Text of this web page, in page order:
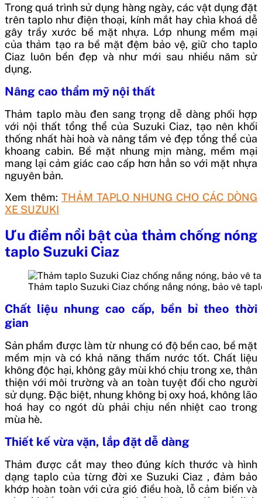
Trong quá trình sử dụng hàng ngày, các vật dụng đặt
trên taplo như điện thoại, kính mắt hay chìa khoá dễ
gây trầy xước bề mặt nhựa. Lớp nhung mềm mại
của thảm tạo ra bề mặt đệm bảo vệ, giữ cho taplo
Ciaz luôn bền đẹp và như mới sau nhiều năm sử
dụng.
Nâng cao thẩm mỹ nội thất
Thảm taplo màu đen sang trọng dễ dàng phối hợp
với nội thất tổng thể của Suzuki Ciaz, tạo nên khối
thống nhất hài hoà và nâng tầm vẻ đẹp tổng thể của
khoang cabin. Bề mặt nhung mịn màng, mềm mại
mang lại cảm giác cao cấp hơn hẳn so với mặt nhựa
nguyên bản.
Xem thêm: THẢM TAPLO NHUNG CHO CÁC DÒNG
XE SUZUKI
Ưu điểm nổi bật của thảm chống nóng
taplo Suzuki Ciaz
Thảm taplo Suzuki Ciaz chống nắng nóng, bảo vê
Chất liệu nhung cao cấp, bền bỉ theo thời
gian
Sản phẩm được làm từ nhung có độ bền cao, bề mặt
mềm mịn và có khả năng thấm nước tốt. Chất liệu
không độc hại, không gây mùi khó chịu trong xe, thân
thiện với môi trường và an toàn tuyệt đối cho người
sử dụng. Đặc biệt, nhung không bị oxy hoá, không lão
hoá hay co ngót dù phải chịu nền nhiệt cao trong
mùa hè.
Thiết kế vừa vặn, lắp đặt dễ dàng
Thảm được cắt may theo đúng kích thước và hình
dạng taplo của từng đời xe Suzuki Ciaz , đảm bảo
khớp hoàn toàn với cửa gió điều hoà, lỗ cảm biến và